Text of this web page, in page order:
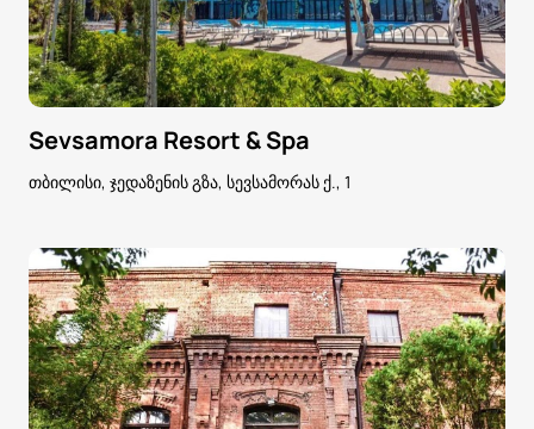
Sevsamora Resort & Spa
თბილისი, ჯედაზენის გზა, სევსამორას ქ., 1